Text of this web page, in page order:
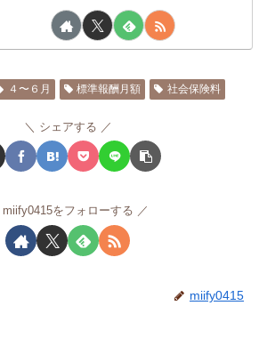
４〜６月 標準報酬月額 社会保険料
シェアする
miify0415をフォローする
miify0415